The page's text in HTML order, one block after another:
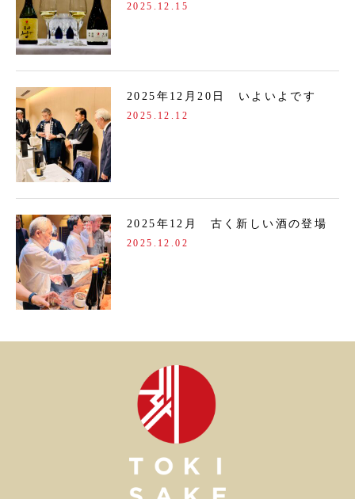
2025.12.15
2025年12月20日 いよいよです
2025.12.12
2025年12月 古く新しい酒の登場
2025.12.02